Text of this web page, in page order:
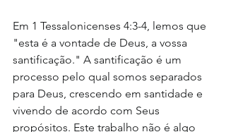
Em 1 Tessalonicenses 4:3-4, lemos que
"esta é a vontade de Deus, a vossa
santificação." A santificação é um
processo pelo qual somos separados
para Deus, crescendo em santidade e
vivendo de acordo com Seus
propósitos. Este trabalho não é algo